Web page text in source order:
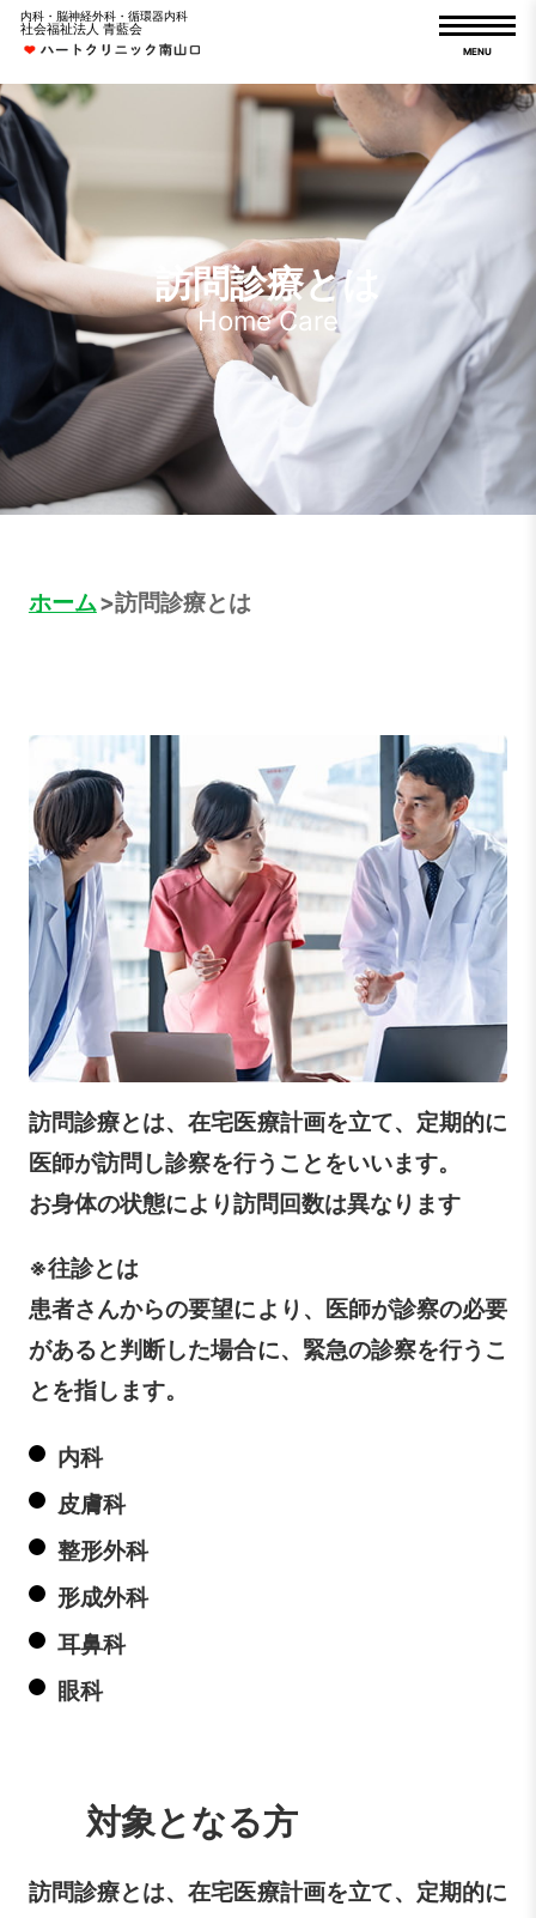
内科・脳神経外科・循環器内科
社会福祉法人 青藍会
MENU
訪問診療とは
Home Care
ホーム 訪問診療とは
訪問診療とは、在宅医療計画を立て、定期的に
医師が訪問し診察を行うことをいいます。
お身体の状態により訪問回数は異なります
※往診とは
患者さんからの要望により、医師が診察の必要
があると判断した場合に、緊急の診察を行うこ
とを指します。
内科
皮膚科
整形外科
形成外科
耳鼻科
眼科
対象となる方
訪問診療とは、在宅医療計画を立て、定期的に